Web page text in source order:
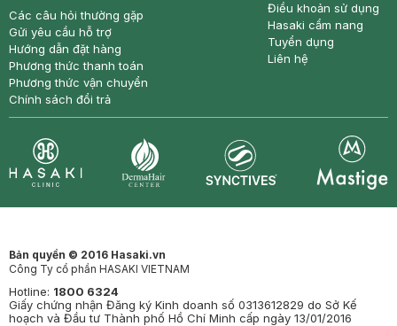
Các câu hỏi thường gặp
Gửi yêu cầu hỗ trợ
Hướng dẫn đặt hàng
Phương thức thanh toán
Phương thức vận chuyển
Chính sách đổi trả
Điều khoản sử dụng
Hasaki cẩm nang
Tuyển dụng
Liên hệ
Bản quyền © 2016 Hasaki.vn
Công Ty cổ phần HASAKI VIETNAM
Hotline: 1800 6324
Giấy chứng nhận Đăng ký Kinh doanh số 0313612829 do Sở Kế
hoạch và Đầu tư Thành phố Hồ Chí Minh cấp ngày 13/01/2016